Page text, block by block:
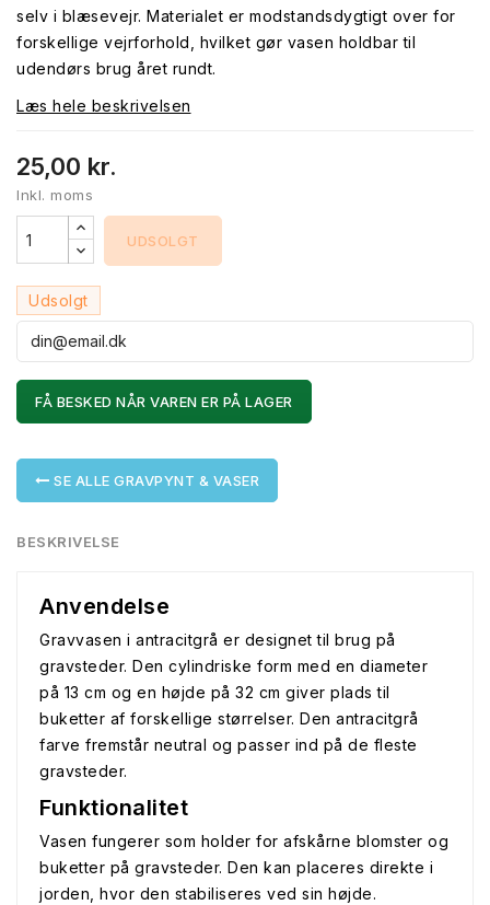
selv i blæsevejr. Materialet er modstandsdygtigt over for
forskellige vejrforhold, hvilket gør vasen holdbar til
udendørs brug året rundt.
Læs hele beskrivelsen
25,00 kr.
Inkl. moms
UDSOLGT
Udsolgt
FÅ BESKED NÅR VAREN ER PÅ LAGER
SE ALLE GRAVPYNT & VASER
BESKRIVELSE
Anvendelse
Gravvasen i antracitgrå er designet til brug på
gravsteder. Den cylindriske form med en diameter
på 13 cm og en højde på 32 cm giver plads til
buketter af forskellige størrelser. Den antracitgrå
farve fremstår neutral og passer ind på de fleste
gravsteder.
Funktionalitet
Vasen fungerer som holder for afskårne blomster og
buketter på gravsteder. Den kan placeres direkte i
jorden, hvor den stabiliseres ved sin højde.